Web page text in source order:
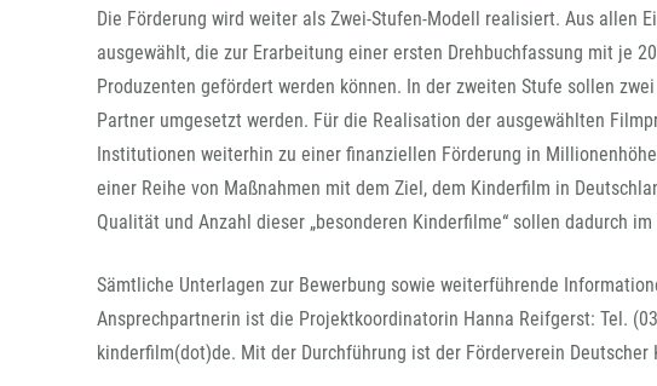
Die Förderung wird weiter als Zwei-Stufen-Modell realisiert. Aus allen
ausgewählt, die zur Erarbeitung einer ersten Drehbuchfassung mit je
Produzenten gefördert werden können. In der zweiten Stufe sollen
Partner umgesetzt werden. Für die Realisation der ausgewählten
Institutionen weiterhin zu einer finanziellen Förderung in
einer Reihe von Maßnahmen mit dem Ziel, dem Kinderfilm in
Qualität und Anzahl dieser „besonderen Kinderfilme“ sollen dadurch
Sämtliche Unterlagen zur Bewerbung sowie weiterführende
Ansprechpartnerin ist die Projektkoordinatorin Hanna Reifgerst: Tel.
kinderfilm(dot)de. Mit der Durchführung ist der Förderverein